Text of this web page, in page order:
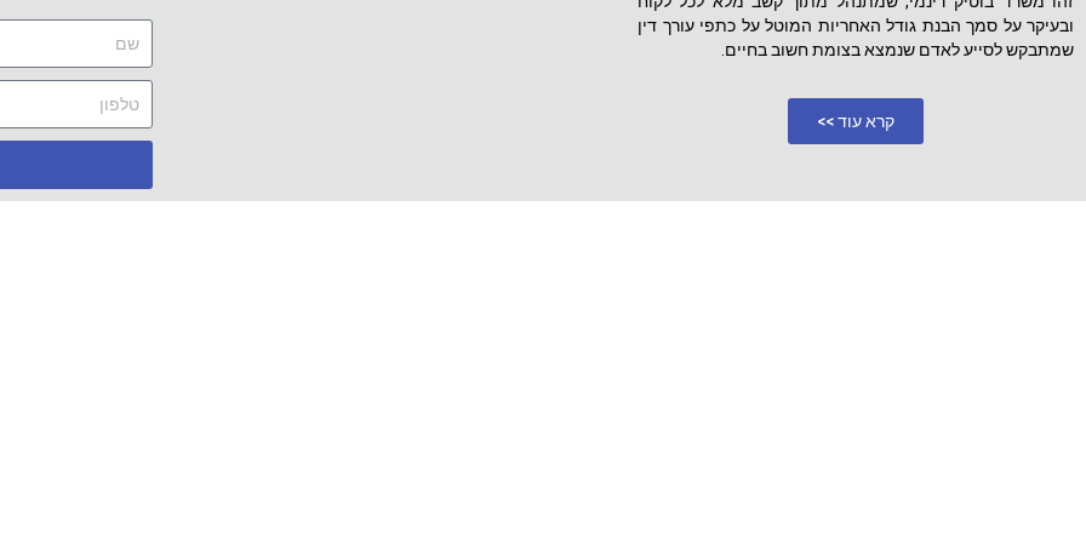
ובעיקר על סמך הבנת גודל האחריות המוטל על כתפי עורך דין
שמתבקש לסייע לאדם שנמצא בצומת חשוב בחיים.
קרא עוד >>